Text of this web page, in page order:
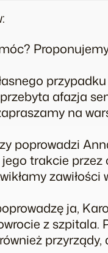
afazja
na
poprowadzi
jego trakcie
ja,
z szpitala.
przyrządy,